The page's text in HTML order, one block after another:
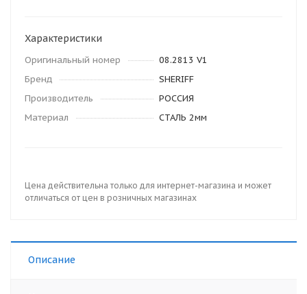
Характеристики
Оригинальный номер
08.2813 V1
Бренд
SHERIFF
Производитель
РОССИЯ
Материал
СТАЛЬ 2мм
Цена действительна только для интернет-магазина и может
отличаться от цен в розничных магазинах
Описание